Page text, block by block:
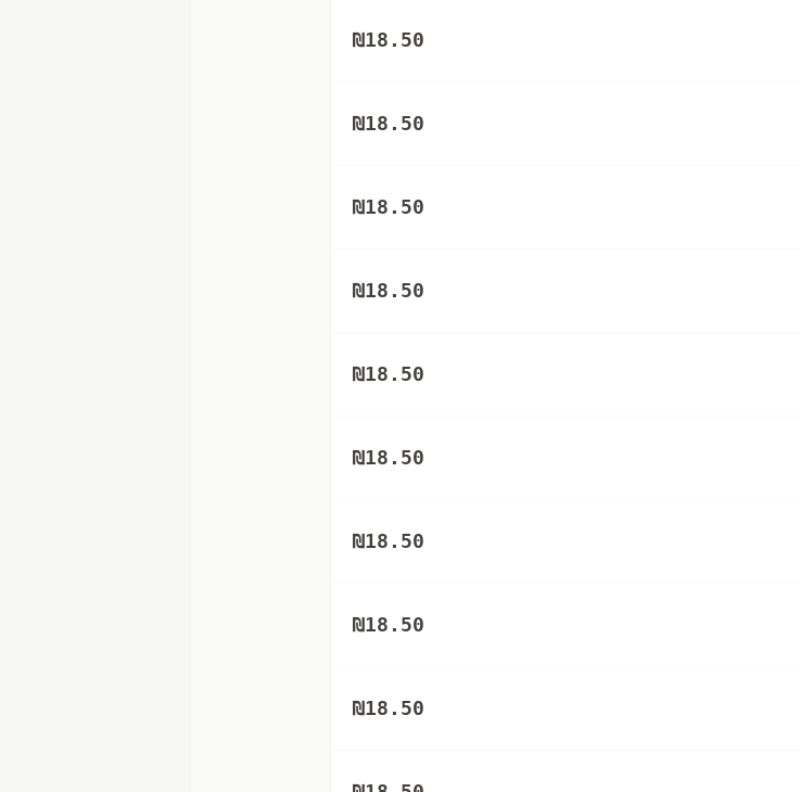
₪18.50
₪18.50
₪18.50
₪18.50
₪18.50
₪18.50
₪18.50
₪18.50
₪18.50